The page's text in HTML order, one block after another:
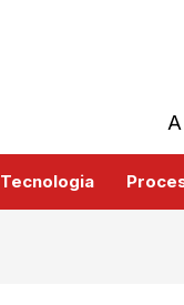
Tecnologia